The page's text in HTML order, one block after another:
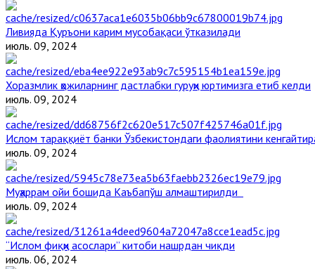
Ливияда Қуръони карим мусобақаси ўтказилади
июль. 09, 2024
Хоразмлик ҳожиларнинг дастлабки гуруҳи юртимизга етиб келди
июль. 09, 2024
Ислом тараққиёт банки Ўзбекистондаги фаолиятини
июль. 09, 2024
Муҳаррам ойи бошида Каъбапўш алмаштирилди
июль. 09, 2024
“Ислом фиқҳи асослари” китоби нашрдан чиқди
июль. 06, 2024